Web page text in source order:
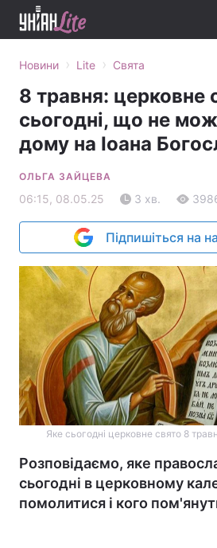
Новини › Lite › Свята
8 травня: церковне
сьогодні, що не
дому на Іоана
ОЛЬГА ЗАЙЦЕВА
06:15, 08.05.25 3 хв.
Підпишіться на
Яке сьогодні церковне свято 8
Розповідаємо, яке
сьогодні в церковному
помолитися і кого